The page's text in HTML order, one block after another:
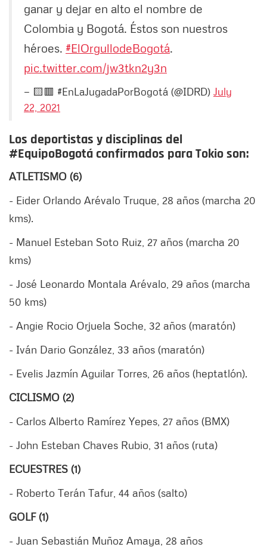
ganar y dejar en alto el nombre de
Colombia y Bogotá. Éstos son nuestros
héroes. #ElOrgullodeBogotá.
pic.twitter.com/jw3tkn2y3n
— 🟨🟥 #EnLaJugadaPorBogotá (@IDRD) July
22, 2021
Los deportistas y disciplinas del
#EquipoBogotá confirmados para Tokio son:
ATLETISMO (6)
- Eider Orlando Arévalo Truque, 28 años (marcha 20
kms).
- Manuel Esteban Soto Ruiz, 27 años (marcha 20
kms)
- José Leonardo Montala Arévalo, 29 años (marcha
50 kms)
- Angie Rocio Orjuela Soche, 32 años (maratón)
- Iván Dario González, 33 años (maratón)
- Evelis Jazmín Aguilar Torres, 26 años (heptatlón).
CICLISMO (2)
- Carlos Alberto Ramírez Yepes, 27 años (BMX)
- John Esteban Chaves Rubio, 31 años (ruta)
ECUESTRES (1)
- Roberto Terán Tafur, 44 años (salto)
GOLF (1)
- Juan Sebastián Muñoz Amaya, 28 años